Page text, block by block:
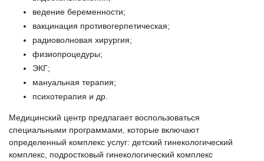
ведение беременности;
вакцинация противогерпетическая;
радиоволновая хирургия;
физиопроцедуры;
ЭКГ;
мануальная терапия;
психотерапия и др.
Медицинский центр предлагает воспользоваться
специальными программами, которые включают
определенный комплекс услуг: детский гинекологический
комплекс, подростковый гинекологический комплекс